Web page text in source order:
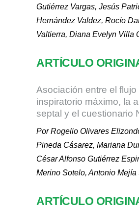
Gutiérrez Vargas, Jesús
Hernández Valdez, Rocío
Valtierra, Diana Evelyn Villa
ARTÍCULO
Asociación entre el flujo
inspiratorio máximo, la
septal y el cuestionario
Por Rogelio Olivares
Pineda Cásarez, Mariana
César Alfonso Gutiérrez
Merino Sotelo, Antonio Mejía
ARTÍCULO